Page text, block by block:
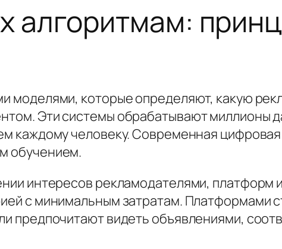
алгоритмам:
моделями, которые определяют, какую
Эти системы обрабатывают миллионы
каждому человеку. Современная
обучением.
интересов рекламодателями, платформ
с минимальным затратам. Платформами
предпочитают видеть объявлениями,